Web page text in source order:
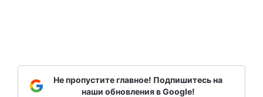
Не пропустите главное! Подпишитесь на
наши обновления в Google!